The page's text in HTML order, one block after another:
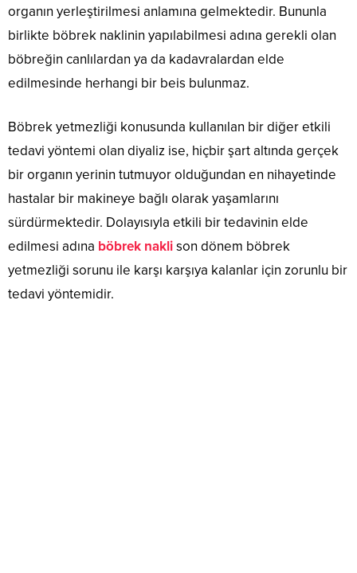
organın yerleştirilmesi anlamına gelmektedir. Bununla
birlikte böbrek naklinin yapılabilmesi adına gerekli olan
böbreğin canlılardan ya da kadavralardan elde
edilmesinde herhangi bir beis bulunmaz.
Böbrek yetmezliği konusunda kullanılan bir diğer etkili
tedavi yöntemi olan diyaliz ise, hiçbir şart altında gerçek
bir organın yerinin tutmuyor olduğundan en nihayetinde
hastalar bir makineye bağlı olarak yaşamlarını
sürdürmektedir. Dolayısıyla etkili bir tedavinin elde
edilmesi adına böbrek naklison dönem böbrek
yetmezliği sorunu ile karşı karşıya kalanlar için zorunlu bir
tedavi yöntemidir.